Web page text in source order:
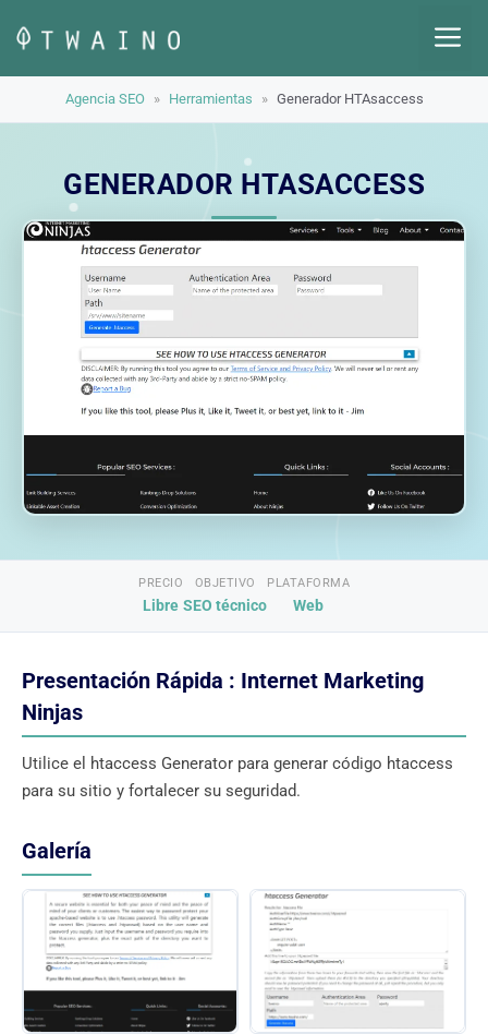
contenido
Agencia SEO » Herramientas » Generador HTAsaccess
GENERADOR HTASACCESS
PRECIO
Libre
OBJETIVO
SEO técnico
PLATAFORMA
Web
Presentación Rápida : Internet Marketing
Ninjas
Utilice el htaccess Generator para generar código htaccess
para su sitio y fortalecer su seguridad.
Galería